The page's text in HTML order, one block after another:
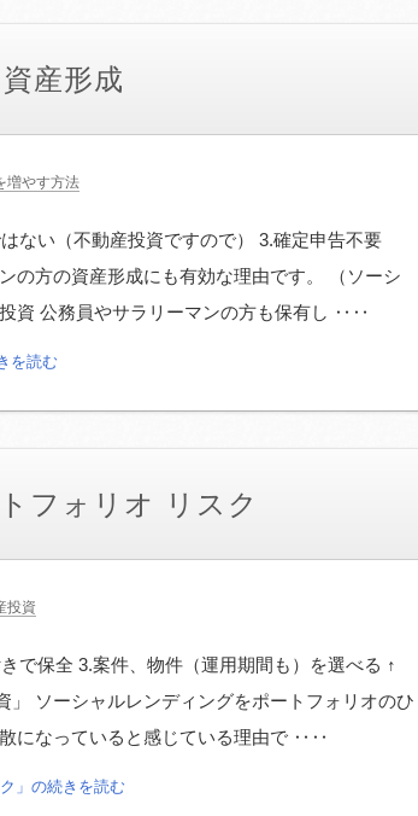
産形成
増やす方法
ない（不動産投資ですので） 3.確定申告不要
の方の資産形成にも有効な理由です。 （ソーシ
資 公務員やサラリーマンの方も保有し ‥‥
を読む
フォリオ リスク
投資
で保全 3.案件、物件（運用期間も）を選べる ↑
」 ソーシャルレンディングをポートフォリオのひ
になっていると感じている理由で ‥‥
」の続きを読む